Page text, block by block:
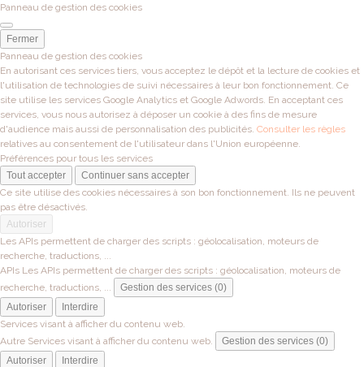
Panneau de gestion des cookies
Fermer
Panneau de gestion des cookies
En autorisant ces services tiers, vous acceptez le dépôt et la lecture de cookies et
l'utilisation de technologies de suivi nécessaires à leur bon fonctionnement. Ce
site utilise les services Google Analytics et Google Adwords. En acceptant ces
services, vous nous autorisez à déposer un cookie à des fins de mesure
d'audience mais aussi de personnalisation des publicités. Consulter les règles
relatives au consentement de l'utilisateur dans l'Union européenne.
Préférences pour tous les services
Tout accepter
Continuer sans accepter
Ce site utilise des cookies nécessaires à son bon fonctionnement. Ils ne peuvent
pas être désactivés.
Autoriser
Les APIs permettent de charger des scripts : géolocalisation, moteurs de
recherche, traductions, ...
APIs Les APIs permettent de charger des scripts : géolocalisation, moteurs de
recherche, traductions, ...
Gestion des services (0)
Autoriser
Interdire
Services visant à afficher du contenu web.
Autre Services visant à afficher du contenu web.
Gestion des services (0)
Autoriser
Interdire